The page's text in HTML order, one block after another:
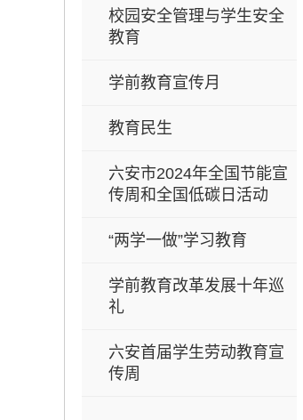
校园安全管理与学生安全
教育
学前教育宣传月
教育民生
六安市2024年全国节能宣
传周和全国低碳日活动
“两学一做”学习教育
学前教育改革发展十年巡
礼
六安首届学生劳动教育宣
传周